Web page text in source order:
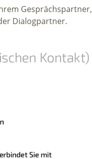
Gesprächspartner,
Dialogpartner.